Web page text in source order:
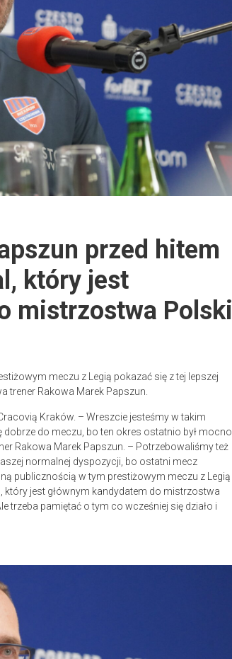
przed hitem
który jest
mistrzostwa Polski
meczu z Legią pokazać się z tej lepszej
trener Rakowa Marek Papszun.
Kraków. – Wreszcie jesteśmy w takim
do meczu, bo ten okres ostatnio był mocno
Rakowa Marek Papszun. – Potrzebowaliśmy też
normalnej dyspozycji, bo ostatni mecz
publicznością w tym prestiżowym meczu z Legią
który jest głównym kandydatem do mistrzostwa
trzeba pamiętać o tym co wcześniej się działo i